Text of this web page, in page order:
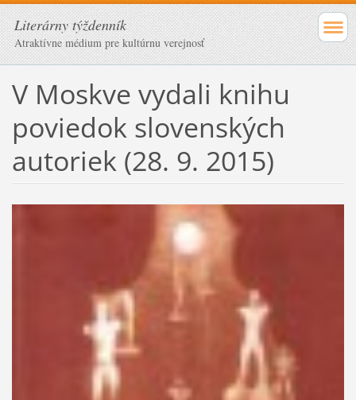
Literárny týždenník
Atraktívne médium pre kultúrnu verejnosť
V Moskve vydali knihu
poviedok slovenských
autoriek (28. 9. 2015)